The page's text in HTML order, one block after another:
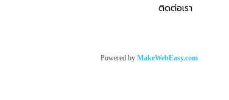
ติดต่อเรา
Powered by MakeWebEasy.com